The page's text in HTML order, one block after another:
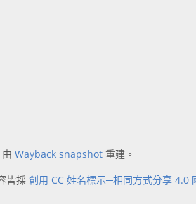
Wayback snapshot 重建。
皆採 創用 CC 姓名標示─相同方式分享 4.0